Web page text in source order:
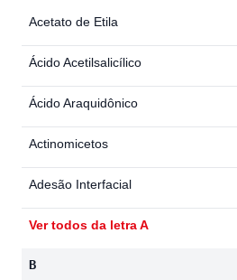
Acetato de Etila
Ácido Acetilsalicílico
Ácido Araquidônico
Actinomicetos
Adesão Interfacial
Ver todos da letra A
B